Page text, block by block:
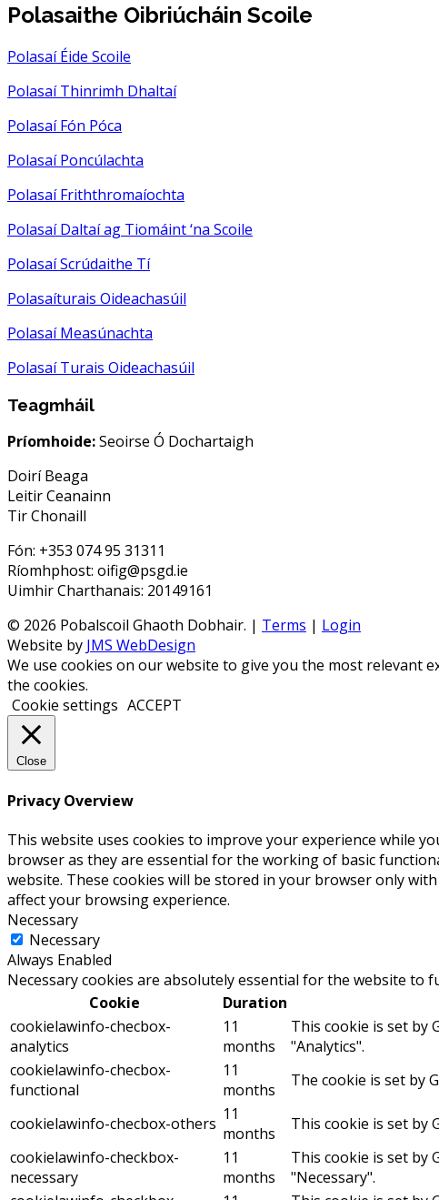
Polasaithe Oibriúcháin Scoile
Polasaí Éide Scoile
Polasaí Thinrimh Dhaltaí
Polasaí Fón Póca
Polasaí Poncúlachta
Polasaí Friththromaíochta
Polasaí Daltaí ag Tiomáint ‘na Scoile
Polasaí Scrúdaithe Tí
Polasaíturais Oideachasúil
Polasaí Measúnachta
Polasaí Turais Oideachasúil
Teagmháil
Príomhoide:Seoirse Ó Dochartaigh
Doirí Beaga
Leitir Ceanainn
Tir Chonaill
Fón: +353 074 95 31311
Ríomhphost: oifig@psgd.ie
Uimhir Charthanais: 20149161
© 2026 Pobalscoil Ghaoth Dobhair. | Terms | Login
Website by JMS WebDesign
We use cookies on our website to give you the most relevant
the cookies.
Cookie settings ACCEPT
Close
Privacy Overview
This website uses cookies to improve your experience while
browser as they are essential for the working of basic
website. These cookies will be stored in your browser only
affect your browsing experience.
Necessary
Necessary
Always Enabled
Necessary cookies are absolutely essential for the website
Cookie
Duration
cookielawinfo-checbox-
analytics
11
months
This cookie is set by
"Analytics".
cookielawinfo-checbox-
functional
11
months
The cookie is set by
cookielawinfo-checbox-others 11
months
This cookie is set by
cookielawinfo-checkbox-
necessary
11
months
This cookie is set by
"Necessary".